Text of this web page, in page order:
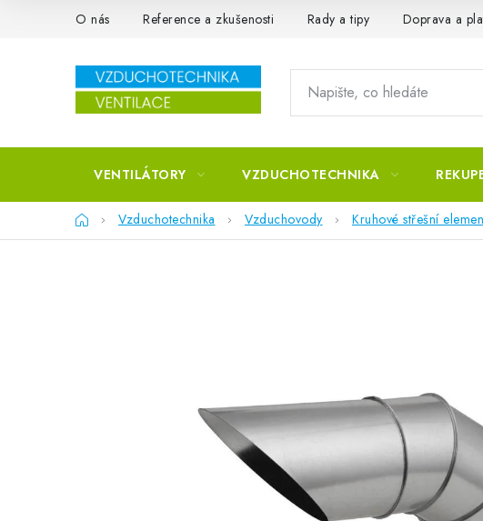
Přejít na obsahO nás Reference a zkušenosti Rady a tipy Doprava a
VENTILÁTORY VZDUCHOTECHNIKA
DomůVzduchotechnika Vzduchovody Kruhové střešní